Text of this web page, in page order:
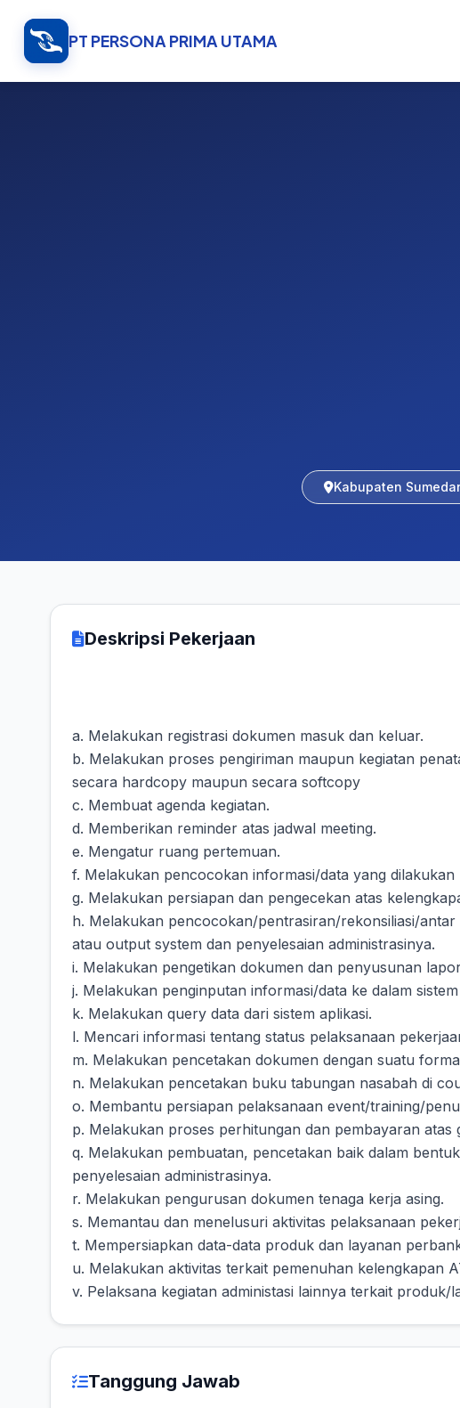
PT PERSONA PRIMA UTAMA
Kabupaten
Deskripsi Pekerjaan
a. Melakukan registrasi dokumen masuk dan keluar.
b. Melakukan proses pengiriman maupun kegiatan
secara hardcopy maupun secara softcopy
c. Membuat agenda kegiatan.
d. Memberikan reminder atas jadwal meeting.
e. Mengatur ruang pertemuan.
f. Melakukan pencocokan informasi/data yang dilakukan
g. Melakukan persiapan dan pengecekan atas
h. Melakukan pencocokan/pentrasiran/rekonsiliasi/
atau output system dan penyelesaian administrasinya.
i. Melakukan pengetikan dokumen dan penyusunan
j. Melakukan penginputan informasi/data ke dalam sistem
k. Melakukan query data dari sistem aplikasi.
l. Mencari informasi tentang status pelaksanaan
m. Melakukan pencetakan dokumen dengan suatu
n. Melakukan pencetakan buku tabungan nasabah di
o. Membantu persiapan pelaksanaan event/training/
p. Melakukan proses perhitungan dan pembayaran atas
q. Melakukan pembuatan, pencetakan baik dalam
penyelesaian administrasinya.
r. Melakukan pengurusan dokumen tenaga kerja asing.
s. Memantau dan menelusuri aktivitas pelaksanaan
t. Mempersiapkan data-data produk dan layanan
u. Melakukan aktivitas terkait pemenuhan kelengkapan
v. Pelaksana kegiatan administasi lainnya terkait produk/
Tanggung Jawab